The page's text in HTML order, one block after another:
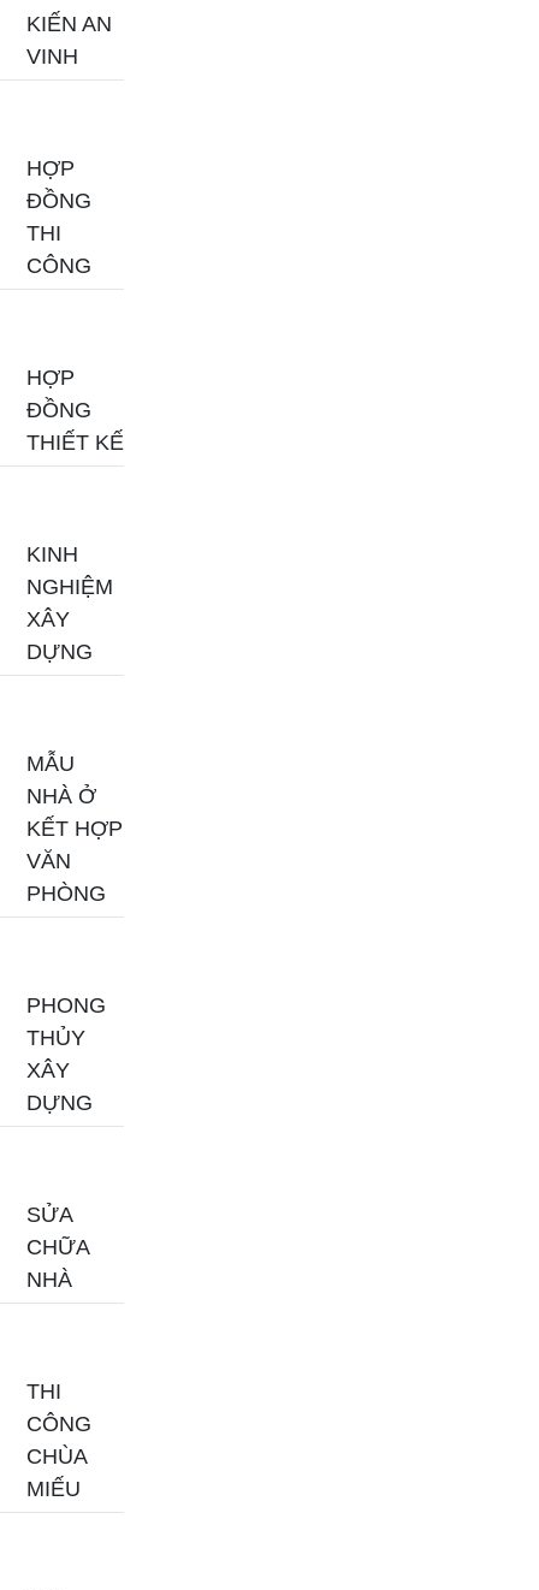
KIẾN AN
VINH
HỢP
ĐỒNG
THI
CÔNG
HỢP
ĐỒNG
THIẾT KẾ
KINH
NGHIỆM
XÂY
DỰNG
MẪU
NHÀ Ở
KẾT HỢP
VĂN
PHÒNG
PHONG
THỦY
XÂY
DỰNG
SỬA
CHỮA
NHÀ
THI
CÔNG
CHÙA
MIẾU